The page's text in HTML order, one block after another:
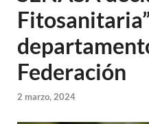
Federación
2 marzo, 2024